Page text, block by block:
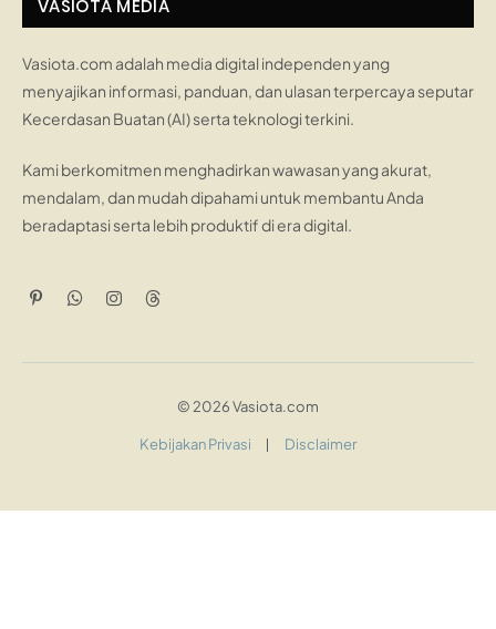
VASIOTA MEDIA
Vasiota.com adalah media digital independen yang
menyajikan informasi, panduan, dan ulasan terpercaya seputar
Kecerdasan Buatan (AI) serta teknologi terkini.
Kami berkomitmen menghadirkan wawasan yang akurat,
mendalam, dan mudah dipahami untuk membantu Anda
beradaptasi serta lebih produktif di era digital.
PinterestWhatsApp
InstagramThreads
© 2026 Vasiota.com
Kebijakan Privasi Disclaimer